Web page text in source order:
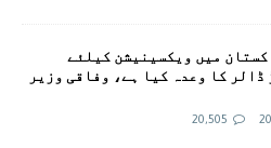
میں ویکسینیشن کیلئے
2 کروڑ ڈالر کا وعدہ کیا ہے، وفاقی وزیر
20,505